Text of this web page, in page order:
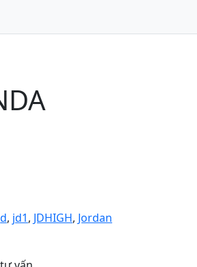
, jd1, JDHIGH, Jordan